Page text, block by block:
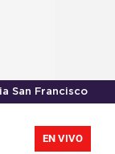
San Francisco
EN VIVO